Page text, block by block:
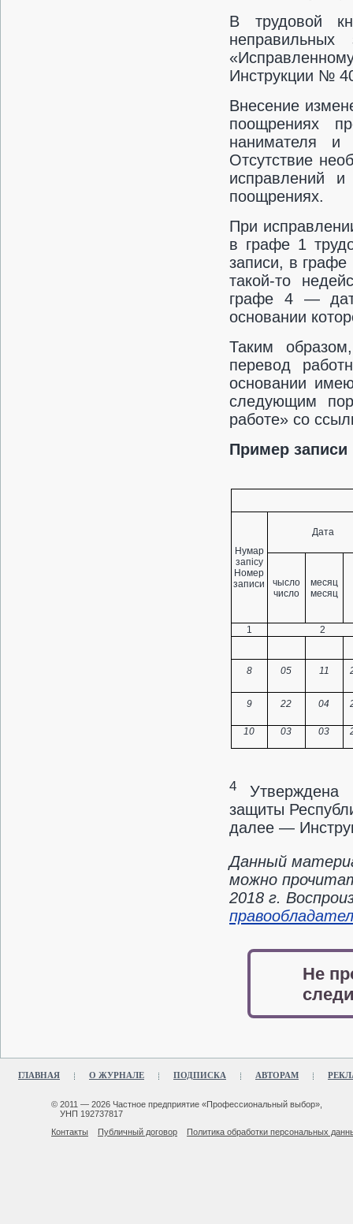
В трудовой
Инструкции №
Внесение
поощрениях
нанимателя и
Отсутствие
исправлений
поощрениях.
При
в графе 1
записи, в
такой-то
графе 4 —
основании
Таким
перевод
основании
следующим
работе» со
Пример записи
Нумар
запісу
Номер
записи
Дата
чысло
число
месяц
месяц
1 2
8 05 11
9 22 04
10 03 03
4 Утверждена
защиты
далее —
Данный
можно
2018 г.
Не
ГЛАВНАЯ О ЖУРНАЛЕ ПОДПИСКА АВТОРАМ
© 2011 — 2026 Частное предприятие «Профессиональный выбор»,
УНП 192737817
Контакты
Публичный договор Политика обработки персональных